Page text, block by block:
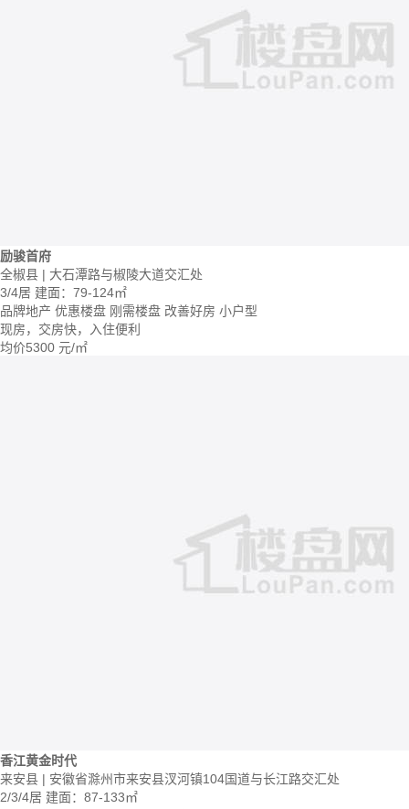
励骏首府
全椒县 | 大石潭路与椒陵大道交汇处
3/4居 建面：79-124㎡
品牌地产 优惠楼盘 刚需楼盘 改善好房 小户型
现房，交房快，入住便利
均价5300 元/㎡
香江黄金时代
来安县 | 安徽省滁州市来安县汊河镇104国道与长江路交汇处
2/3/4居 建面：87-133㎡